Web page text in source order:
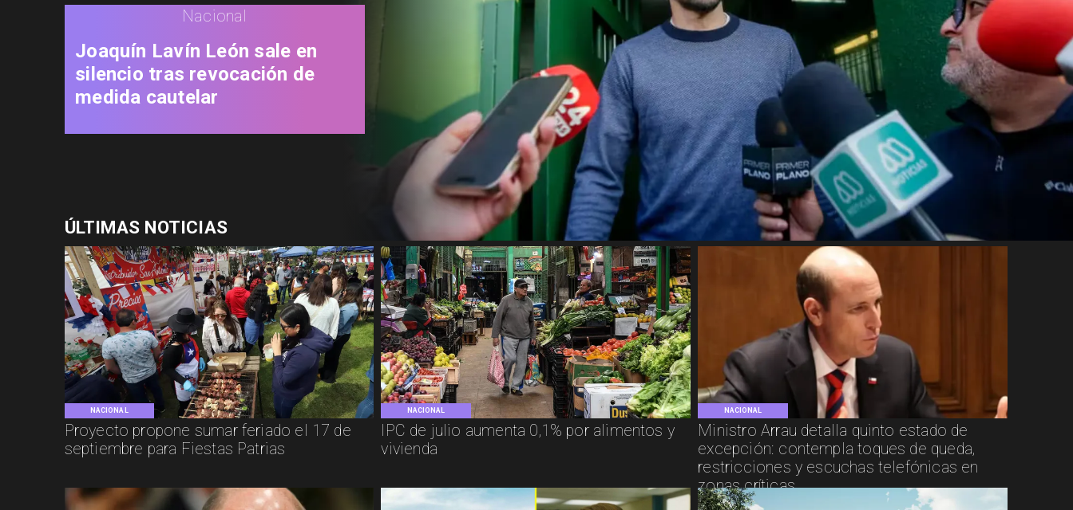
NACIONAL
Proyecto propone sumar feriado el 17 de
septiembre para Fiestas Patrias
NACIONAL
IPC de julio aumenta 0,1% por alimentos y
vivienda
NACIONAL
Ministro Arrau detalla quinto estado de
excepción: contempla toques de queda,
restricciones y escuchas telefónicas en
zonas críticas
Nacional
Joaquín Lavín León sale en
silencio tras revocación de
medida cautelar
ÚLTIMAS NOTICIAS